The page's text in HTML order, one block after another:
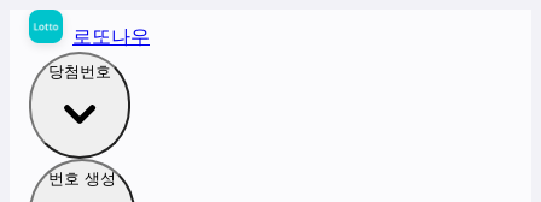
로또나우
당첨번호
번호 생성